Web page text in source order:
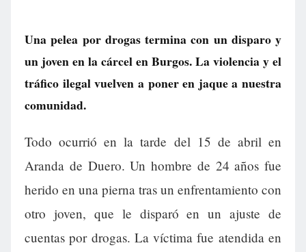
Una pelea por drogas termina con un disparo y
un joven en la cárcel en Burgos. La violencia y el
tráfico ilegal vuelven a poner en jaque a nuestra
comunidad.
Todo ocurrió en la tarde del 15 de abril en
Aranda de Duero. Un hombre de 24 años fue
herido en una pierna tras un enfrentamiento con
otro joven, que le disparó en un ajuste de
cuentas por drogas. La víctima fue atendida en